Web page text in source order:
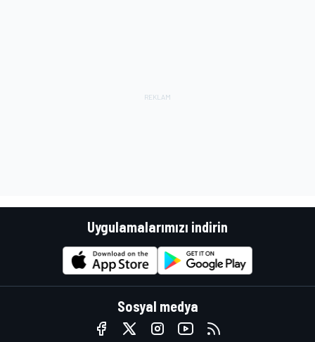
Uygulamalarımızı indirin
Sosyal medya